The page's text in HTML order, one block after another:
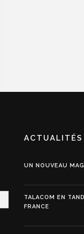
ACTUALITÉS
UN NOUVEAU
TALACOM EN
FRANCE